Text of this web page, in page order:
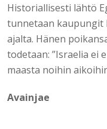
Historiallisesti lähtö
tunnetaan kaupungit
ajalta. Hänen
todetaan: ”Israelia ei
maasta noihin
Avainjae